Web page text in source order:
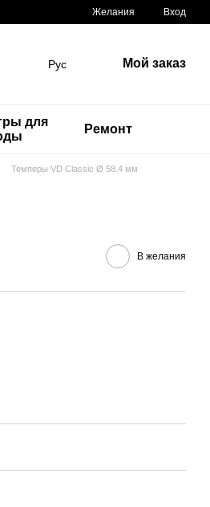
Желания Вход
Рус Мой заказ
для
Ремонт
Темперы VD Classic Ø 58.4 мм
В желания